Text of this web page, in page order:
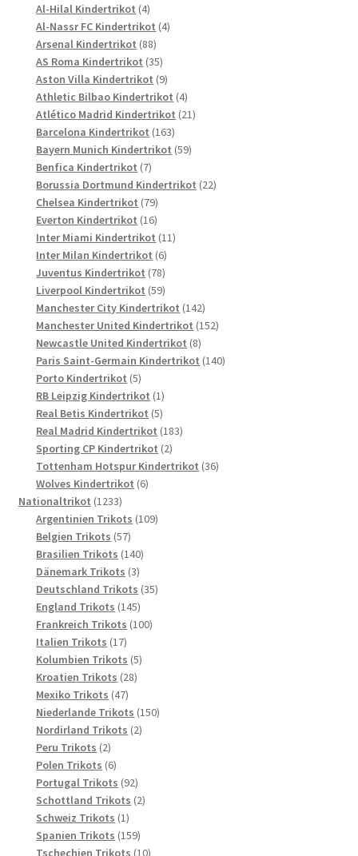
Produkte
Al-Hilal Kindertrikot 44
Produkte
Al-Nassr FC Kindertrikot 44
Arsenal Kindertrikot 8888
Produkte
AS Roma Kindertrikot 3535
Produkte
Aston Villa Kindertrikot 99
Produkte
Athletic Bilbao Kindertrikot 44
Produkte
Atlético Madrid Kindertrikot 2121
Barcelona Kindertrikot 163163
Produkte
Bayern Munich Kindertrikot 5959
Benfica Kindertrikot 77
Produkte
Borussia Dortmund Kindertrikot 2222
Chelsea Kindertrikot 7979
Produkte
Everton Kindertrikot 1616
Produkte
Inter Miami Kindertrikot 1111
Inter Milan Kindertrikot 66
Produkte
Juventus Kindertrikot 7878
Produkte
Liverpool Kindertrikot 5959
Produkte
Manchester City Kindertrikot 142142
Produkte
Manchester United Kindertrikot 152152
Newcastle United Kindertrikot 88
Produkte
Paris Saint-Germain Kindertrikot 140140
Porto Kindertrikot 55
Produkte
RB Leipzig Kindertrikot 11
Produkt
Real Betis Kindertrikot 55
Produkte
Real Madrid Kindertrikot 183183
Sporting CP Kindertrikot 22
Produkte
Tottenham Hotspur Kindertrikot 3636
Wolves Kindertrikot 66
Nationaltrikot 12331233
Produkte
Argentinien Trikots 109109
Belgien Trikots 5757
Produkte
Brasilien Trikots 140140
Dänemark Trikots 33
Produkte
Deutschland Trikots 3535
England Trikots 145145
Produkte
Frankreich Trikots 100100
Italien Trikots 1717
Produkte
Kolumbien Trikots 55
Kroatien Trikots 2828
Mexiko Trikots 4747
Produkte
Niederlande Trikots 150150
Nordirland Trikots 22
Peru Trikots 22
Produkte
Polen Trikots 66
Produkte
Portugal Trikots 9292
Produkte
Schottland Trikots 22
Schweiz Trikots 11
Produkt
Spanien Trikots 159159
Produkte
Tschechien Trikots 1010